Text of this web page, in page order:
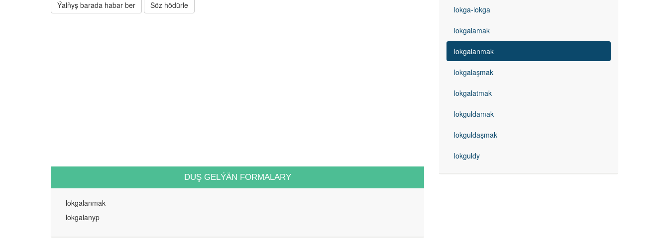
Ýalňyş barada habar ber Söz hödürle
DUŞ GELÝÄN FORMALARY
lokgalanmak
lokgalanyp
lokga-lokga
lokgalamak
lokgalanmak
lokgalaşmak
lokgalatmak
lokguldamak
lokguldaşmak
lokguldy